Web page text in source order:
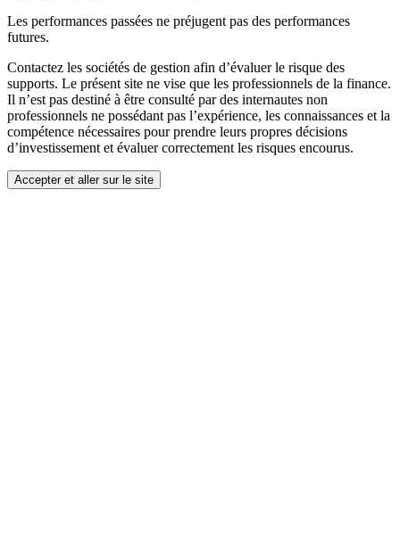
Les performances passées ne préjugent pas des performances
futures.
Contactez les sociétés de gestion afin d’évaluer le risque des
supports. Le présent site ne vise que les professionnels de la finance.
Il n’est pas destiné à être consulté par des internautes non
professionnels ne possédant pas l’expérience, les connaissances et la
compétence nécessaires pour prendre leurs propres décisions
d’investissement et évaluer correctement les risques encourus.
Accepter et aller sur le site